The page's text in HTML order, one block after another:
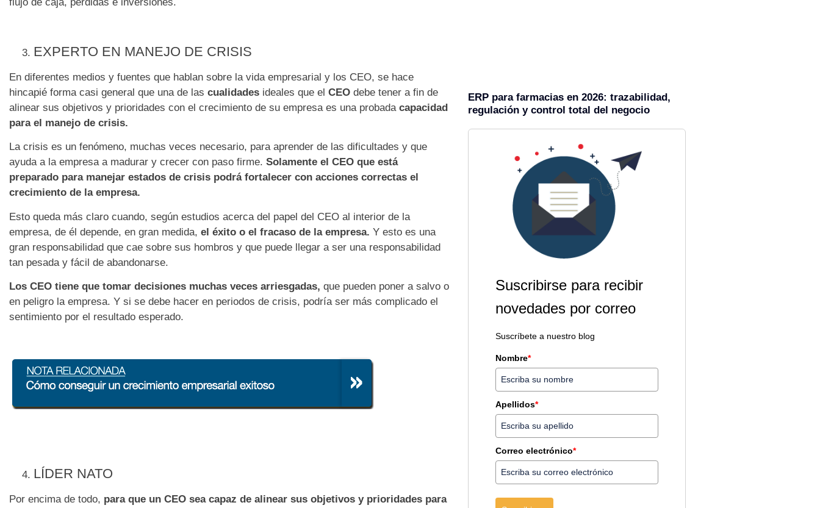
flujo de caja, pérdidas e inversiones.
EXPERTO EN MANEJO DE CRISIS
En diferentes medios y fuentes que hablan sobre la vida empresarial y los CEO, se hace
hincapié forma casi general que una de las cualidades ideales que el CEO debe tener a fin de
alinear sus objetivos y prioridades con el crecimiento de su empresa es una probada capacidad
para el manejo de crisis.
La crisis es un fenómeno, muchas veces necesario, para aprender de las dificultades y que
ayuda a la empresa a madurar y crecer con paso firme. Solamente el CEO que está
preparado para manejar estados de crisis podrá fortalecer con acciones correctas el
crecimiento de la empresa.
Esto queda más claro cuando, según estudios acerca del papel del CEO al interior de la
empresa, de él depende, en gran medida, el éxito o el fracaso de la empresa. Y esto es una
gran responsabilidad que cae sobre sus hombros y que puede llegar a ser una responsabilidad
tan pesada y fácil de abandonarse.
Los CEO tiene que tomar decisiones muchas veces arriesgadas, que pueden poner a salvo o
en peligro la empresa. Y si se debe hacer en periodos de crisis, podría ser más complicado el
sentimiento por el resultado esperado.
LÍDER NATO
Por encima de todo, para que un CEO sea capaz de alinear sus objetivos y prioridades para
ERP para farmacias en 2026: trazabilidad,
regulación y control total del negocio
Suscribirse para recibir
novedades por correo
Suscríbete a nuestro blog
Nombre*
Apellidos*
Correo electrónico*